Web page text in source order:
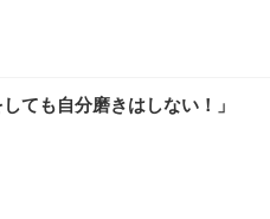
ても自分磨きはしない！」